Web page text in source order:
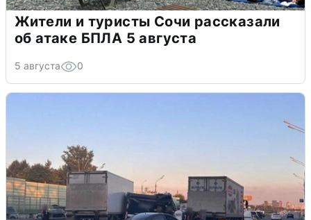
Жители и туристы Сочи рассказали
об атаке БПЛА 5 августа
5 августа 0